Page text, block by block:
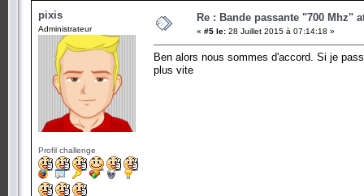
pixis
Administrateur
Profil challenge
Re : Bande passante "700 Mhz"
« #5 le: 28 Juillet 2015 à 07:14:18 »
Ben alors nous sommes d'accord. Si je
plus vite